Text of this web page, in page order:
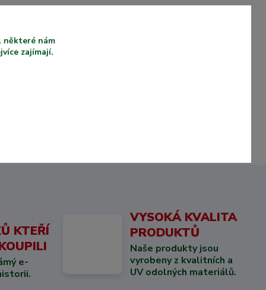
KTEŘÍ
e-
VYSOKÁ KVALITA
PRODUKTŮ
Naše produkty jsou
vyrobeny z kvalitních a
UV odolných materiálů.
některé nám
zajímají.